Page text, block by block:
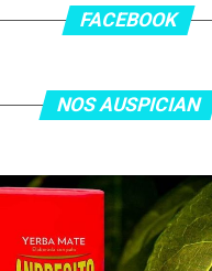
FACEBOOK
NOS AUSPICIAN